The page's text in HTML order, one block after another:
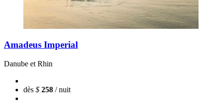
Amadeus Imperial
Danube et Rhin
dès $ 258 / nuit